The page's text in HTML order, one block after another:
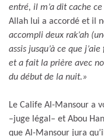
entré, il m’a dit cache
Allah lui a accordé et il
accompli deux rak’ah
assis jusqu’à ce que
et a fait la prière avec
du début de la nuit.»
Le Calife Al-Mansour a
–juge légal– et Abou
que Al-Mansour jura